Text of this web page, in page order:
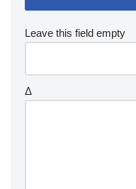
Leave this field empty
Δ